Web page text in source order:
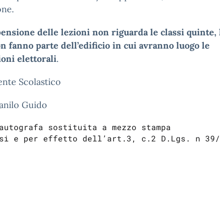
delle lezioni non riguarda le classi quinte,
fanno parte dell’edificio in cui avranno luogo le
elettorali.
Scolastico
Guido
sostituita a mezzo stampa
e per effetto dell’art.3, c.2 D.Lgs. n 39/